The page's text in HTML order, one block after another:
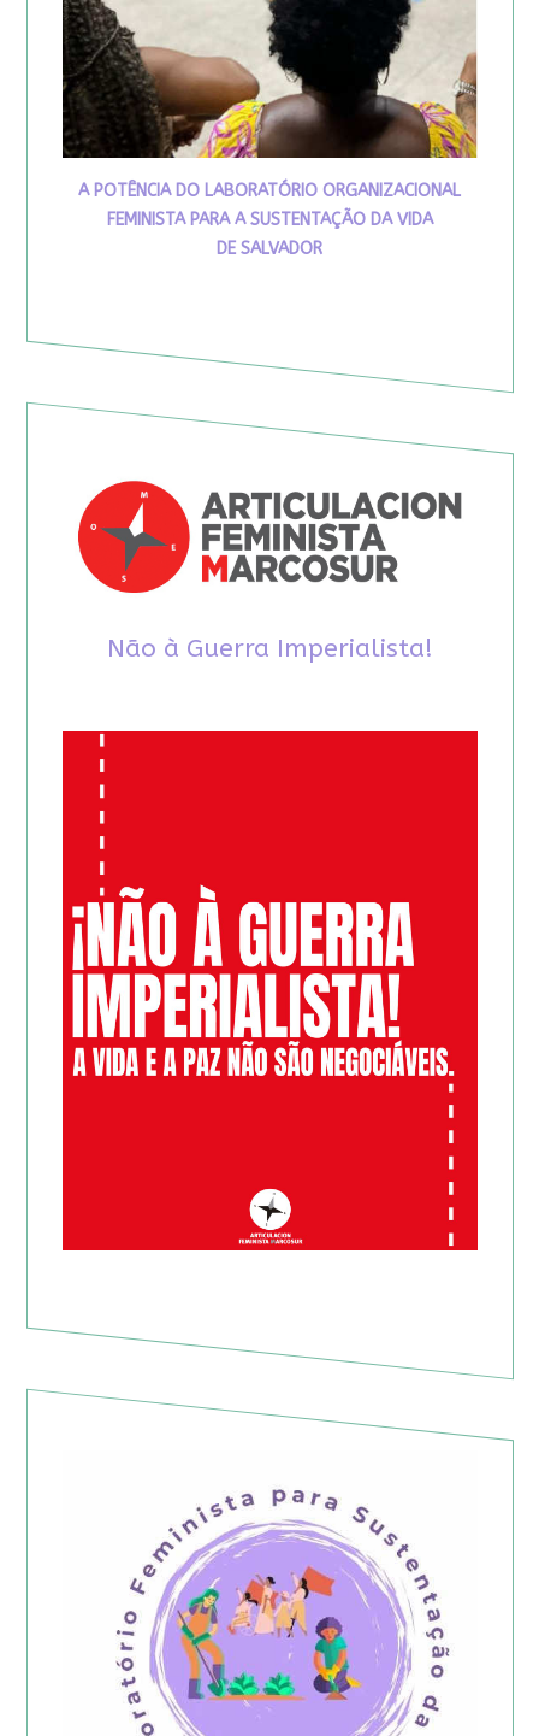
A POTÊNCIA DO LABORATÓRIO ORGANIZACIONAL
FEMINISTA PARA A SUSTENTAÇÃO DA VIDA
DE SALVADOR
Não à Guerra Imperialista!